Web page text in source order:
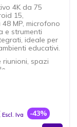
4K da 75
15,
MP, microfono
e strumenti
ideale per
educativi.
riunioni, spazi
alle app
da 48
Escl. Iva -43%